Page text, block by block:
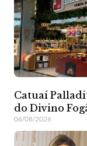
Catuaí
do Divino
06/08/2026